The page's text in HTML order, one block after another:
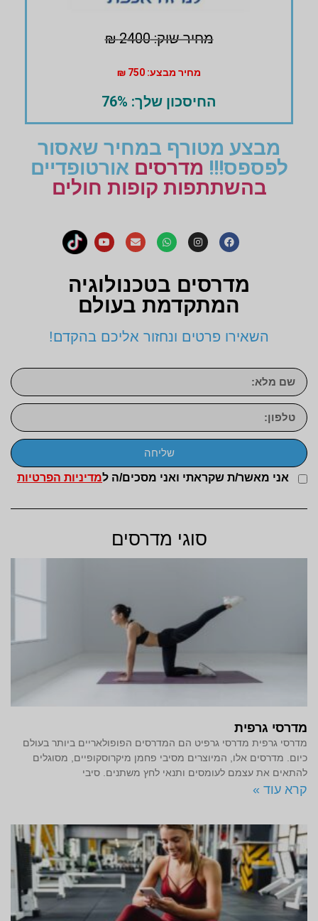
מחיר שוק: 2400 ₪
מחיר מבצע: 750 ₪
החיסכון שלך: 76%
מבצע מטורף במחיר שאסור
לפספס!!! מדרסים אורטופדיים
בהשתתפות קופות חולים
מדרסים בטכנולוגיה
המתקדמת בעולם
השאירו פרטים ונחזור אליכם בהקדם!
אני מאשר/ת שקראתי ואני מסכים/ה למדיניות הפרטיות
שליחה
סוגי מדרסים
מדרסי גרפית
מדרסי גרפית מדרסי גרפיט הם המדרסים הפופולאריים ביותר בעולם
כיום. מדרסים אלו, המיוצרים מסיבי פחמן מיקרוסקופיים, מסוגלים
להתאים את עצמם לעומסים ותנאי לחץ משתנים. סיבי
קרא עוד »